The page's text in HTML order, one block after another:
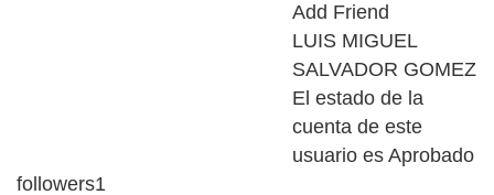
Add Friend
LUIS MIGUEL
SALVADOR GOMEZ
El estado de la
cuenta de este
usuario es Aprobado
followers1